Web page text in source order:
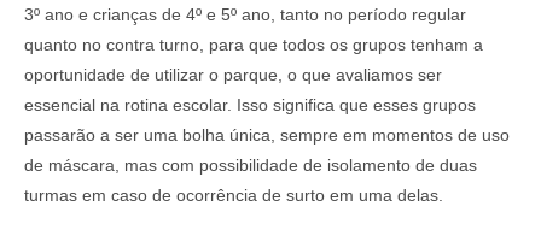
3º ano e crianças de 4º e 5º ano, tanto no período regular
quanto no contra turno, para que todos os grupos tenham a
oportunidade de utilizar o parque, o que avaliamos ser
essencial na rotina escolar. Isso significa que esses grupos
passarão a ser uma bolha única, sempre em momentos de uso
de máscara, mas com possibilidade de isolamento de duas
turmas em caso de ocorrência de surto em uma delas.